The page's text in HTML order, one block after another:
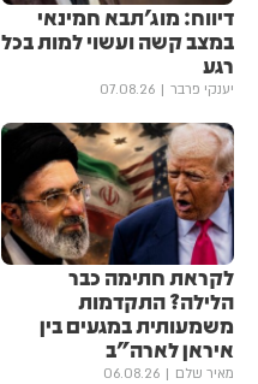
דיווח: מוג'תבא חמינאי
במצב קשה ועשוי למות בכל
רגע
יענקי פרבר 07.08.26
לקראת חתימה כבר
הלילה? התקדמות
משמעותית במגעים בין
איראן לארה"ב
מאיר שלם 06.08.26